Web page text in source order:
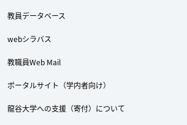
教員データベース
webシラバス
教職員Web Mail
ポータルサイト（学内者向け）
龍谷大学への支援（寄付）について